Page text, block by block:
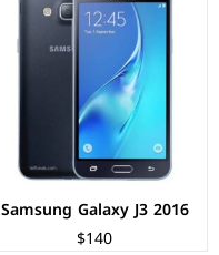
Samsung Galaxy J3 2016
$140
الشاشة:
TFT LCD بحجم 5 بوصة بدقة HD+
المعالج:
الكاميرات:خلفية 8 م.ب/ امامية 5 م.ب.
الذاكرة+الرام:8 + 1.5 جيجابايت، ميموري
نظام التشغيل:Android 5.1.1 (Lollipop)
البطارية:
عرض المواصفات ←